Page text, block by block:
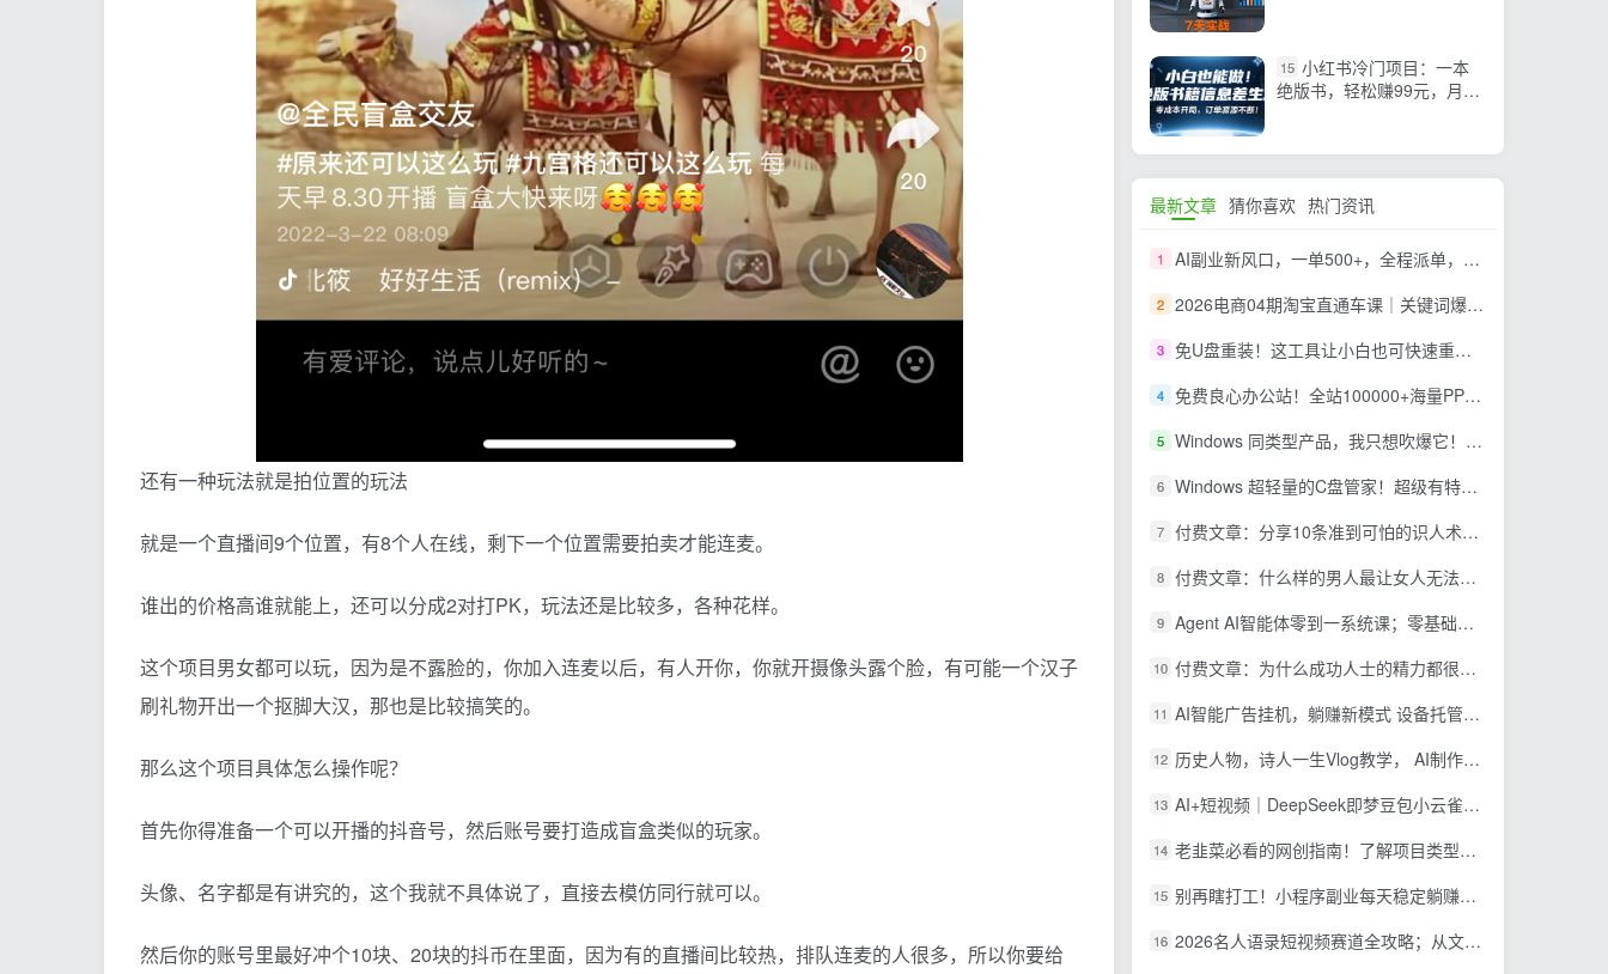
还有一种玩法就是拍位置的玩法
就是一个直播间9个位置，有8个人在线，剩下一个位置需要拍卖才能连麦。
谁出的价格高谁就能上，还可以分成2对打PK，玩法还是比较多，各种花样。
这个项目男女都可以玩，因为是不露脸的，你加入连麦以后，有人开你，你就开摄像头露个脸，有可能一个汉子
刷礼物开出一个抠脚大汉，那也是比较搞笑的。
那么这个项目具体怎么操作呢？
首先你得准备一个可以开播的抖音号，然后账号要打造成盲盒类似的玩家。
头像、名字都是有讲究的，这个我就不具体说了，直接去模仿同行就可以。
然后你的账号里最好冲个10块、20块的抖币在里面，因为有的直播间比较热，排队连麦的人很多，所以你要给
15 小红书冷门项目：一本
绝版书，轻松赚99元，月入
最新文章 猜你喜欢 热门资讯
1 AI副业新风口，一单500+，全程派单，0门槛直接干
2 2026电商04期淘宝直通车课｜关键词爆打矩阵，多计划低出价，新品爆款差异化投放实操教学
3 免U盘重装！这工具让小白也可快速重装 Windows，支持无人值守配置，数据无忧 CmzPrep_Rev2
4 免费良心办公站！全站100000+海量PPT素材免费下载，每日更新，分类清晰，免注册登录下载 爱PPT网
5 Windows 同类型产品，我只想吹爆它！把听歌变成了一场沉浸式视听现场，支持多平台歌单播放 Mineradio
6 Windows 超轻量的C盘管家！超级有特点，支持磁盘分析及清理提醒，2M大小体积，完全免费 C盘管家
7 付费文章：分享10条准到可怕的识人术术，希望能帮到大家。
8 付费文章：什么样的男人最让女人无法抵抗？
9 Agent AI智能体零到一系统课；零基础也能学会自动化实战，从核心概念到Coze工作流搭建完整覆盖
10 付费文章：为什么成功人士的精力都很旺盛？
11 AI智能广告挂机，躺赚新模式 设备托管运行，解放双手持续变现
12 历史人物，诗人一生Vlog教学， AI制作丨伙伴计划丨精选收益丨商单收徒 ，新领域红利期，抓紧做
13 AI+短视频｜DeepSeek即梦豆包小云雀全工具教学，从账号定位到剪映剪辑，零基础也能快速上手做爆款
14 老韭菜必看的网创指南！了解项目类型，才能找到好的项目，才能拿到想要的结果
15 别再瞎打工！小程序副业每天稳定躺赚200+
16 2026名人语录短视频赛道全攻略；从文案撰写到声音克隆部署，系统掌握涨粉变现双赢制作技术